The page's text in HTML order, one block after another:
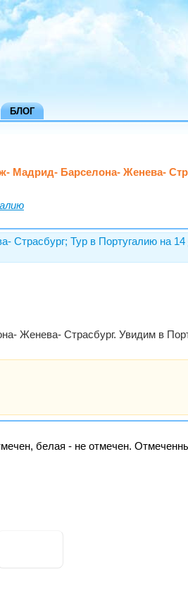
БЛОГ
Мадрид- Барселона- Женева-
Тур в Португалию на
Женева- Страсбург. Увидим в
белая - не отмечен.